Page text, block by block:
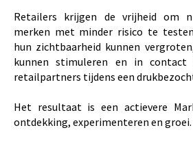
Retailers krijgen de vrijheid om
merken met minder risico te
hun zichtbaarheid kunnen
kunnen stimuleren en in contact
retailpartners tijdens een
Het resultaat is een actievere
ontdekking, experimenteren en groei.